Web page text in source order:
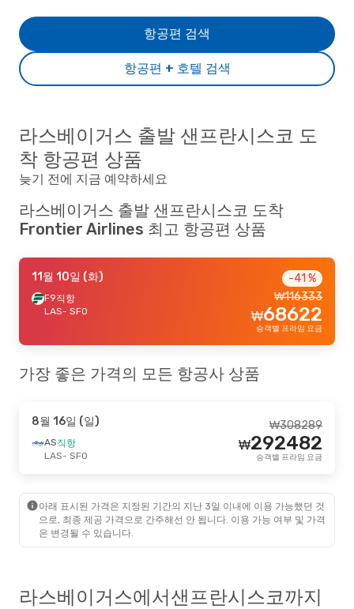
항공편 + 호텔 검색
항공편 검색
라스베이거스 출발 샌프란시스코 도
착 항공편 상품
늦기 전에 지금 예약하세요
라스베이거스 출발 샌프란시스코 도착
Frontier Airlines 최고 항공편 상품
11월 10일 (화)
F9직항
LAS- SFO
-41 %
116333
₩
68622
₩
승객별 프라임 요금
가장 좋은 가격의 모든 항공사 상품
8월 16일 (일)
AS직항
LAS- SFO
308289
₩
292482
₩
승객별 프라임 요금
아래 표시된 가격은 지정된 기간의 지난 3일 이내에 이용 가능했던 것
으로, 최종 제공 가격으로 간주해선 안 됩니다. 이용 가능 여부 및 가격
은 변경될 수 있습니다.
라스베이거스에서샌프란시스코까지